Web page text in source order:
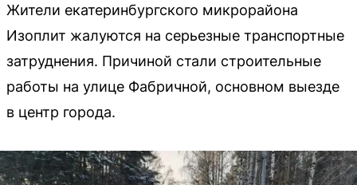
Жители екатеринбургского микрорайона
Изоплит жалуются на серьезные транспортные
затруднения. Причиной стали строительные
работы на улице Фабричной, основном выезде
в центр города.